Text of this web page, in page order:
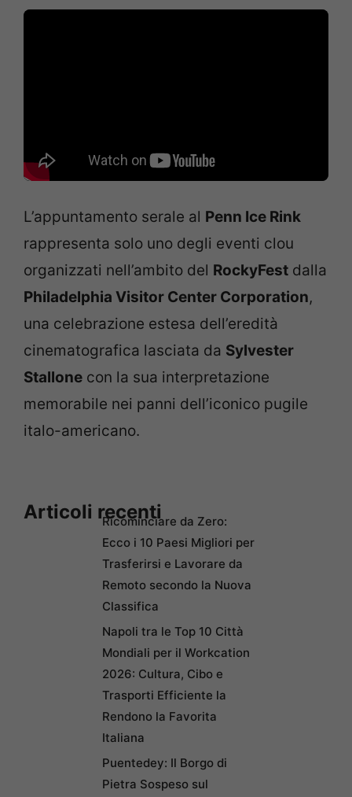
L’appuntamento serale al Penn Ice Rink
rappresenta solo uno degli eventi clou
organizzati nell’ambito del RockyFest dalla
Philadelphia Visitor Center Corporation,
una celebrazione estesa dell’eredità
cinematografica lasciata da Sylvester
Stallone con la sua interpretazione
memorabile nei panni dell’iconico pugile
italo-americano.
Articoli recentiRicominciare da Zero:
Ecco i 10 Paesi Migliori per
Trasferirsi e Lavorare da
Remoto secondo la Nuova
Classifica
Napoli tra le Top 10 Città
Mondiali per il Workcation
2026: Cultura, Cibo e
Trasporti Efficiente la
Rendono la Favorita
Italiana
Puentedey: Il Borgo di
Pietra Sospeso sul